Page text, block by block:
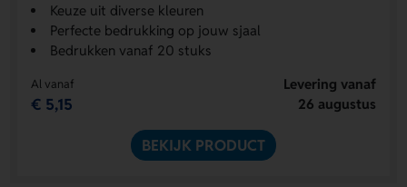
Keuze uit diverse kleuren
Perfecte bedrukking op jouw sjaal
Bedrukken vanaf 20 stuks
Al vanaf
€ 5,15
Levering vanaf
26 augustus
BEKIJK PRODUCT